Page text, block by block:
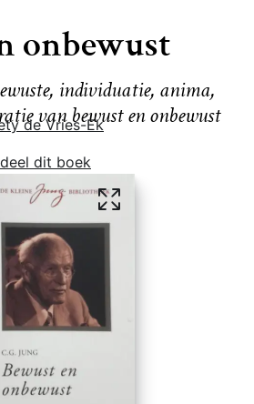
onbewust
individuatie, anima,
van bewust en onbewust
de Vries-Ek
dit boek